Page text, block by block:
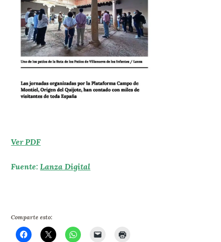
Ver PDF
Fuente:Lanza Digital
Comparte esto: